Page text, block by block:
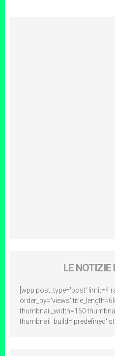
LE NOTIZIE
[wpp post_type='post' limit=4
order_by='views'
thumbnail_width=150
thumbnail_build='predefined'